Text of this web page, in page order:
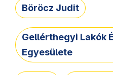
Böröcz Judit
Gellérthegyi Lakók
Egyesülete